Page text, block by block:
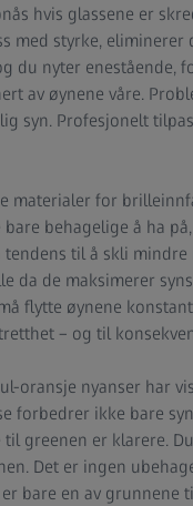
hvis glassene er
styrke, eliminerer
du nyter enestående,
av øynene våre.
syn. Profesjonelt
materialer for
behagelige å ha
til å skli
da de maksimerer
flytte øynene
– og til
oransje nyanser har
forbedrer ikke bare
greenen er klarere.
Det er ingen
bare en av grunnene